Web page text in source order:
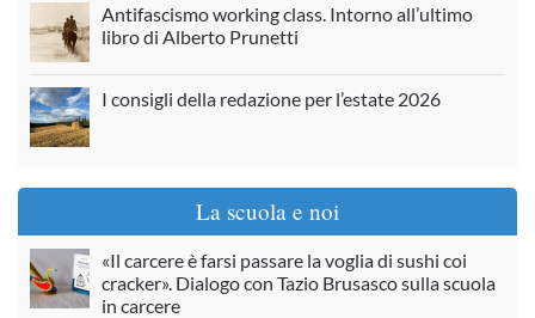
Antifascismo working class. Intorno all’ultimo
libro di Alberto Prunetti
I consigli della redazione per l’estate 2026
La scuola e noi
«Il carcere è farsi passare la voglia di sushi coi
cracker». Dialogo con Tazio Brusasco sulla scuola
in carcere